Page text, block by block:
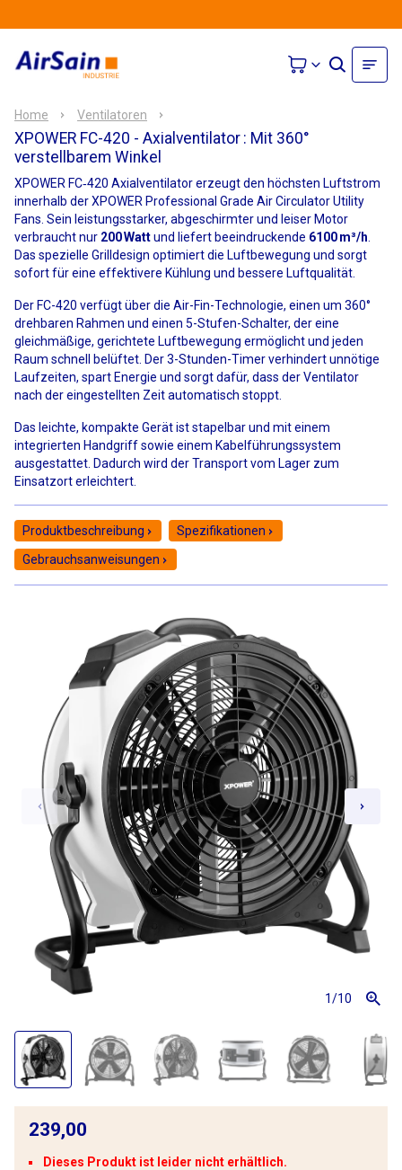
Home Ventilatoren
XPOWER FC-420 - Axialventilator : Mit 360°
verstellbarem Winkel
XPOWER FC‑420 Axialventilator erzeugt den höchsten Luftstrom
innerhalb der XPOWER Professional Grade Air Circulator Utility
Fans. Sein leistungsstarker, abgeschirmter und leiser Motor
verbraucht nur 200 Wattund liefert beeindruckende 6100 m³/h
Das spezielle Grilldesign optimiert die Luftbewegung und sorgt
sofort für eine effektivere Kühlung und bessere Luftqualität.
Der FC-420 verfügt über die Air-Fin-Technologie, einen um 360°
drehbaren Rahmen und einen 5-Stufen-Schalter, der eine
gleichmäßige, gerichtete Luftbewegung ermöglicht und jeden
Raum schnell belüftet. Der 3-Stunden-Timer verhindert unnötige
Laufzeiten, spart Energie und sorgt dafür, dass der Ventilator
nach der eingestellten Zeit automatisch stoppt.
Das leichte, kompakte Gerät ist stapelbar und mit einem
integrierten Handgriff sowie einem Kabelführungssystem
ausgestattet. Dadurch wird der Transport vom Lager zum
Einsatzort erleichtert.
Produktbeschreibung
Spezifikationen
Gebrauchsanweisungen
1/10
239,00
Dieses Produkt ist leider nicht erhältlich.